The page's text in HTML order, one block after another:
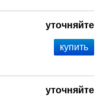
уточняйте
уточняйте